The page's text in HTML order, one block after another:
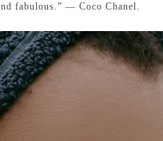
fabulous.” ― Coco Chanel.